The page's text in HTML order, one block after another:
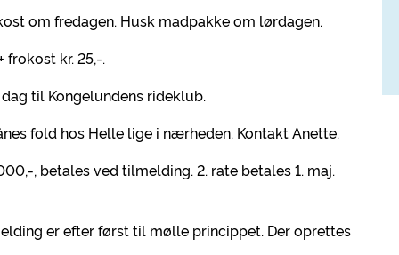
om fredagen. Husk madpakke om lørdagen.
frokost kr. 25,-.
til Kongelundens rideklub.
fold hos Helle lige i nærheden. Kontakt Anette.
, betales ved tilmelding. 2. rate betales 1. maj.
er efter først til mølle princippet. Der oprettes